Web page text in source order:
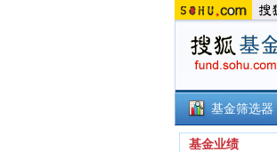
基金筛选器
基金业绩